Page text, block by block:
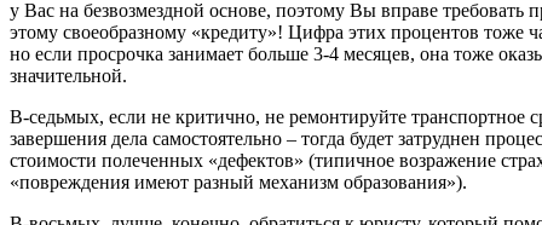
у Вас на безвозмездной основе, поэтому Вы вправе требовать
этому своеобразному «кредиту»! Цифра этих процентов тоже
но если просрочка занимает больше 3-4 месяцев, она тоже
значительной.
В-седьмых, если не критично, не ремонтируйте транспортное
завершения дела самостоятельно – тогда будет затруднен
стоимости полеченных «дефектов» (типичное возражение
«повреждения имеют разный механизм образования»).